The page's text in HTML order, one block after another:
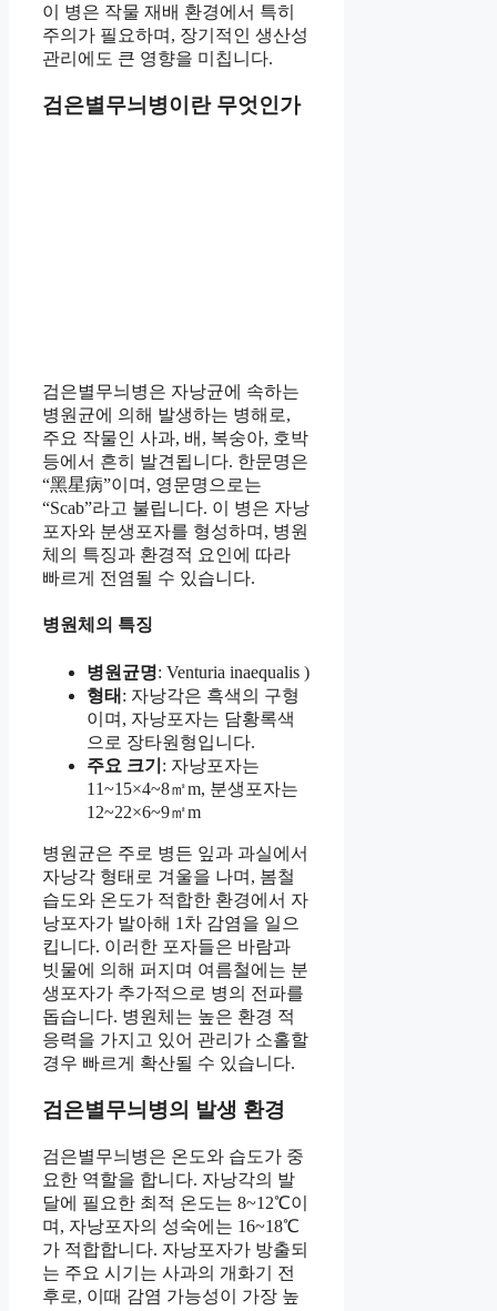
이 병은 작물 재배 환경에서 특히
주의가 필요하며, 장기적인 생산성
관리에도 큰 영향을 미칩니다.
검은별무늬병이란 무엇인가
검은별무늬병은 자낭균에 속하는
병원균에 의해 발생하는 병해로,
주요 작물인 사과, 배, 복숭아, 호박
등에서 흔히 발견됩니다. 한문명은
“黑星病”이며, 영문명으로는
“Scab”라고 불립니다. 이 병은 자낭
포자와 분생포자를 형성하며, 병원
체의 특징과 환경적 요인에 따라
빠르게 전염될 수 있습니다.
병원체의 특징
병원균명: Venturia inaequalis )
형태 : 자낭각은 흑색의 구형
이며, 자낭포자는 담황록색
으로 장타원형입니다.
주요 크기 : 자낭포자는
11~15×4~8㎡m, 분생포자는
12~22×6~9㎡m
병원균은 주로 병든 잎과 과실에서
자낭각 형태로 겨울을 나며, 봄철
습도와 온도가 적합한 환경에서 자
낭포자가 발아해 1차 감염을 일으
킵니다. 이러한 포자들은 바람과
빗물에 의해 퍼지며 여름철에는 분
생포자가 추가적으로 병의 전파를
돕습니다. 병원체는 높은 환경 적
응력을 가지고 있어 관리가 소홀할
경우 빠르게 확산될 수 있습니다.
검은별무늬병의 발생 환경
검은별무늬병은 온도와 습도가 중
요한 역할을 합니다. 자낭각의 발
달에 필요한 최적 온도는 8~12℃이
며, 자낭포자의 성숙에는 16~18℃
가 적합합니다. 자낭포자가 방출되
는 주요 시기는 사과의 개화기 전
후로, 이때 감염 가능성이 가장 높